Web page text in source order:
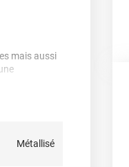
mais aussi
être
Métallisé